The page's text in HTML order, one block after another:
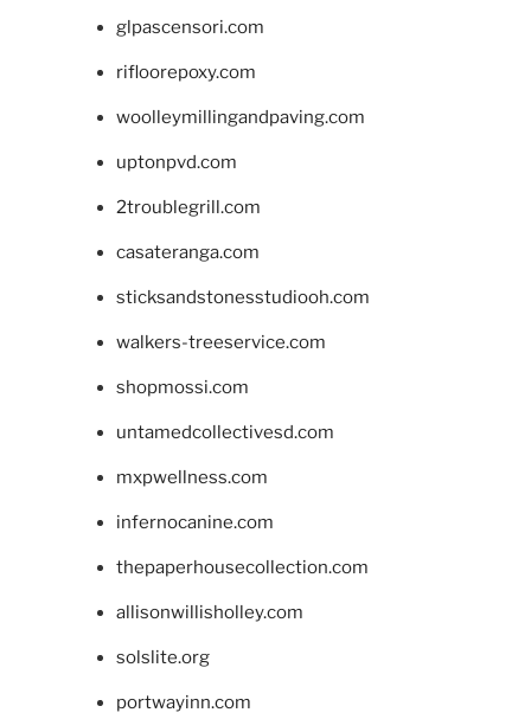
glpascensori.com
rifloorepoxy.com
woolleymillingandpaving.com
uptonpvd.com
2troublegrill.com
casateranga.com
sticksandstonesstudiooh.com
walkers-treeservice.com
shopmossi.com
untamedcollectivesd.com
mxpwellness.com
infernocanine.com
thepaperhousecollection.com
allisonwillisholley.com
solslite.org
portwayinn.com